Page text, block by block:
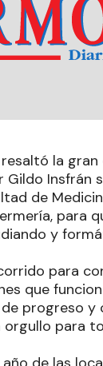
la gran
Insfrán
de
para
y
para
que
progreso y
para